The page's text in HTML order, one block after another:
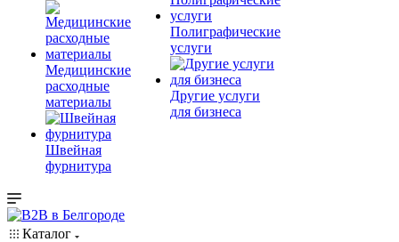
Медицинские
расходные
материалы
Швейная
фурнитура
Полиграфические
услуги
Другие услуги
для бизнеса
Каталог